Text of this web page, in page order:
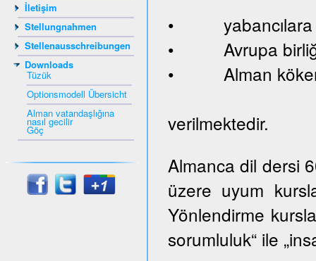
İletişim
Stellungnahmen
Stellenausschreibungen
Downloads
Tüzük
Optionsmodell Übersicht
Alman vatandaşlığına
nasıl gecilir
Göç
• yabancılara
• Avrupa birliği
• Alman
verilmektedir.
Almanca dil dersi
üzere uyum
Yönlendirme
sorumluluk“ ile